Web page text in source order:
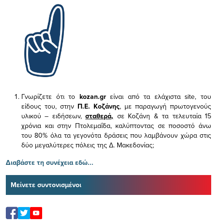
Γνωρίζετε ότι το kozan.gr είναι από τα ελάχισταsite, του
είδους του, στην Π.Ε. Κοζάνης, με παραγωγή πρωτογενούς
υλικού – ειδήσεων,σταθερά, σε Κοζάνη & τα τελευταία 15
χρόνια και στην Πτολεμαΐδα, καλύπτοντας σε ποσοστό άνω
του 80% όλα τα γεγονότα δράσεις που λαμβάνουν χώρα στις
δύο μεγαλύτερες πόλεις της Δ. Μακεδονίας;
Διαβάστε τη συνέχεια εδώ...
Μείνετε συντονισμένοι